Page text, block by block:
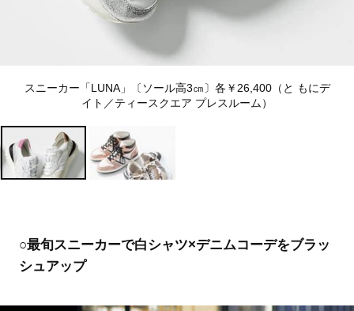
スニーカー「LUNA」〔ソール高3㎝〕各￥26,400（と もにデ
イト／ティースクエア プレスルーム）
○最旬スニーカーで白シャツ×デニムコーデをブラッ
シュアップ